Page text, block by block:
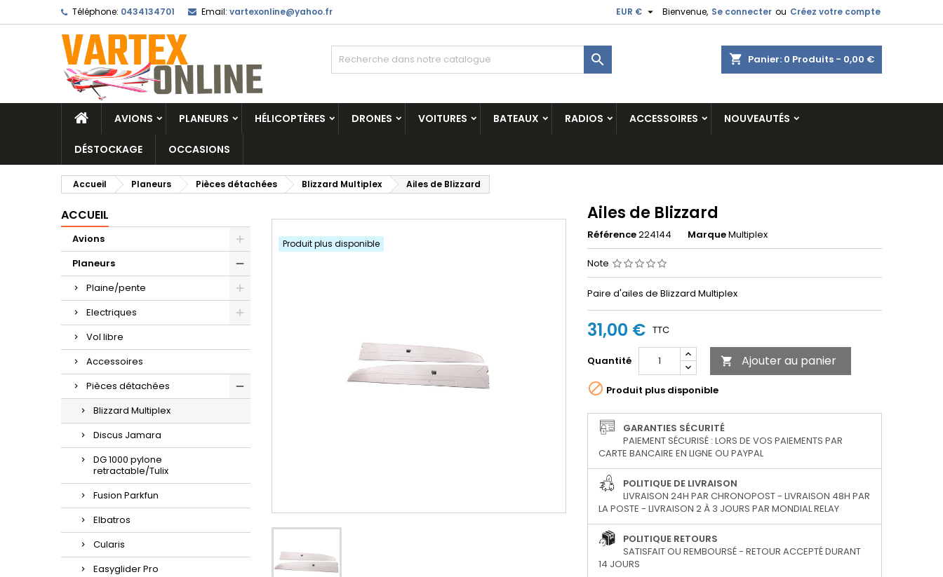
Téléphone: 0434134701 Email: vartexonline@yahoo.fr Bienvenue, Se connecter ou Créez votre compte
EUR € 
shopping_cart Panier: 0 Produits - 0,00 €

AVIONS PLANEURS HÉLICOPTÈRES DRONES VOITURES BATEAUX RADIOS ACCESSOIRES NOUVEAUTÉS
DÉSTOCKAGE OCCASIONS
Accueil Planeurs Pièces détachées Blizzard Multiplex Ailes de Blizzard
ACCUEIL
Avions
Planeurs
Plaine/pente
Electriques
Vol libre
Accessoires
Pièces détachées
Blizzard Multiplex
Discus Jamara
DG 1000 pylone
retractable/Tulix
Fusion Parkfun
Elbatros
Cularis
Easyglider Pro
Produit plus disponible
Ailes de Blizzard
Référence224144 MarqueMultiplex
Note
Paire d'ailes de Blizzard Multiplex
31,00 € TTC
Quantité  Ajouter au panier
 Produit plus disponible
GARANTIES SÉCURITÉ
PAIEMENT SÉCURISÉ : LORS DE VOS PAIEMENTS PAR
CARTE BANCAIRE EN LIGNE OU PAYPAL
POLITIQUE DE LIVRAISON
LIVRAISON 24H PAR CHRONOPOST - LIVRAISON 48H PAR
LA POSTE - LIVRAISON 2 À 3 JOURS PAR MONDIAL RELAY
POLITIQUE RETOURS
SATISFAIT OU REMBOURSÉ - RETOUR ACCEPTÉ DURANT
14 JOURS